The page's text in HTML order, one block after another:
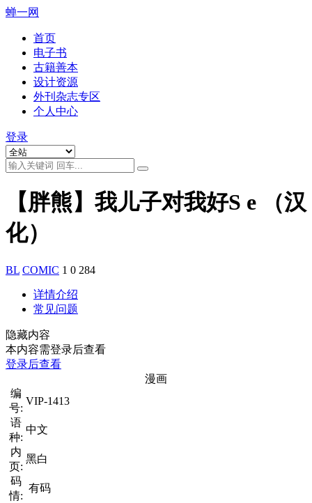
蝉一网
首页
电子书
古籍善本
设计资源
外刊杂志专区
个人中心
登录
【胖熊】我儿子对我好S e （汉
化）
BL COMIC 1 0 284
详情介绍
常见问题
隐藏内容
本内容需登录后查看
登录后查看
漫画
编
号:
VIP-1413
语
种:
中文
内
页:
黑白
码
情:
有码